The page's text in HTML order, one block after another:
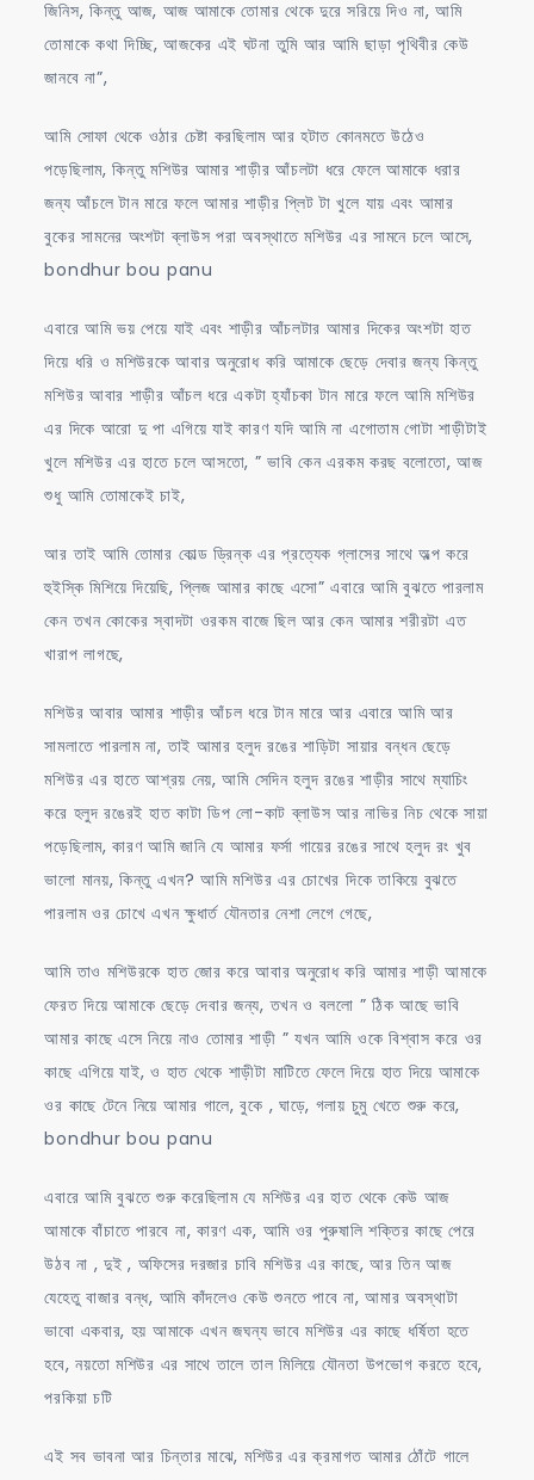
জিনিস, কিন্তু আজ, আজ আমাকে তোমার থেকে দুরে সরিয়ে দিও না, আমি
তোমাকে কথা দিচ্ছি, আজকের এই ঘটনা তুমি আর আমি ছাড়া পৃথিবীর কেউ
জানবে না”,
আমি সোফা থেকে ওঠার চেষ্টা করছিলাম আর হটাত কোনমতে উঠেও
পড়েছিলাম, কিন্তু মশিউর আমার শাড়ীর আঁচলটা ধরে ফেলে আমাকে ধরার
জন্য আঁচলে টান মারে ফলে আমার শাড়ীর প্লিট টা খুলে যায় এবং আমার
বুকের সামনের অংশটা ব্লাউস পরা অবস্থাতে মশিউর এর সামনে চলে আসে,
bondhur bou panu
এবারে আমি ভয় পেয়ে যাই এবং শাড়ীর আঁচলটার আমার দিকের অংশটা হাত
দিয়ে ধরি ও মশিউরকে আবার অনুরোধ করি আমাকে ছেড়ে দেবার জন্য কিন্তু
মশিউর আবার শাড়ীর আঁচল ধরে একটা হ্যাঁচকা টান মারে ফলে আমি মশিউর
এর দিকে আরো দু পা এগিয়ে যাই কারণ যদি আমি না এগোতাম গোটা শাড়ীটাই
খুলে মশিউর এর হাতে চলে আসতো, ” ভাবি কেন এরকম করছ বলোতো, আজ
শুধু আমি তোমাকেই চাই,
আর তাই আমি তোমার কোল্ড ড্রিন্ক এর প্রত্যেক গ্লাসের সাথে অল্প করে
হুইস্কি মিশিয়ে দিয়েছি, প্লিজ আমার কাছে এসো” এবারে আমি বুঝতে পারলাম
কেন তখন কোকের স্বাদটা ওরকম বাজে ছিল আর কেন আমার শরীরটা এত
খারাপ লাগছে,
মশিউর আবার আমার শাড়ীর আঁচল ধরে টান মারে আর এবারে আমি আর
সামলাতে পারলাম না, তাই আমার হলুদ রঙের শাড়িটা সায়ার বন্ধন ছেড়ে
মশিউর এর হাতে আশ্রয় নেয়, আমি সেদিন হলুদ রঙের শাড়ীর সাথে ম্যাচিং
করে হলুদ রঙেরই হাত কাটা ডিপ লো-কাট ব্লাউস আর নাভির নিচ থেকে সায়া
পড়েছিলাম, কারণ আমি জানি যে আমার ফর্সা গায়ের রঙের সাথে হলুদ রং খুব
ভালো মানয়, কিন্তু এখন? আমি মশিউর এর চোখের দিকে তাকিয়ে বুঝতে
পারলাম ওর চোখে এখন ক্ষুধার্ত যৌনতার নেশা লেগে গেছে,
আমি তাও মশিউরকে হাত জোর করে আবার অনুরোধ করি আমার শাড়ী আমাকে
ফেরত দিয়ে আমাকে ছেড়ে দেবার জন্য, তখন ও বললো ” ঠিক আছে ভাবি
আমার কাছে এসে নিয়ে নাও তোমার শাড়ী ” যখন আমি ওকে বিশ্বাস করে ওর
কাছে এগিয়ে যাই, ও হাত থেকে শাড়ীটা মাটিতে ফেলে দিয়ে হাত দিয়ে আমাকে
ওর কাছে টেনে নিয়ে আমার গালে, বুকে , ঘাড়ে, গলায় চুমু খেতে শুরু করে,
bondhur bou panu
এবারে আমি বুঝতে শুরু করেছিলাম যে মশিউর এর হাত থেকে কেউ আজ
আমাকে বাঁচাতে পারবে না, কারণ এক, আমি ওর পুরুষালি শক্তির কাছে পেরে
উঠব না , দুই , অফিসের দরজার চাবি মশিউর এর কাছে, আর তিন আজ
যেহেতু বাজার বন্ধ, আমি কাঁদলেও কেউ শুনতে পাবে না, আমার অবস্থাটা
ভাবো একবার, হয় আমাকে এখন জঘন্য ভাবে মশিউর এর কাছে ধর্ষিতা হতে
হবে, নয়তো মশিউর এর সাথে তালে তাল মিলিয়ে যৌনতা উপভোগ করতে হবে,
পরকিয়া চটি
এই সব ভাবনা আর চিন্তার মাঝে, মশিউর এর ক্রমাগত আমার ঠোঁটে গালে